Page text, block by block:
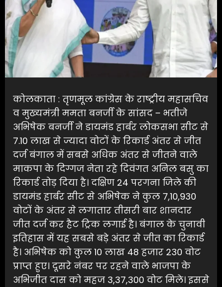
कोलकाता : तृणमूल कांग्रेस के राष्ट्रीय महासचिव
व मुख्यमंत्री ममता बनर्जी के सांसद – भतीजे
अभिषेक बनर्जी ने डायमंड हार्बर लोकसभा सीट से
7.10 लाख से ज्यादा वोटों के रिकार्ड अंतर से जीत
दर्ज बंगाल में सबसे अधिक अंतर से जीतने वाले
माकपा के दिग्गज नेता रहे दिवंगत अनिल बसु का
रिकार्ड तोड़ दिया है। दक्षिण 24 परगना जिले की
डायमंड हार्बर सीट से अभिषेक ने कुल 7,10,930
वोटों के अंतर से लगातार तीसरी बार शानदार
जीत दर्ज कर हैट ट्रिक लगाई है। बंगाल के चुनावी
इतिहास में यह सबसे बड़े अंतर से जीत का रिकार्ड
है। अभिषेक को कुल 10 लाख 48 हजार 230 वोट
प्राप्त हुए। दूसरे नंबर पर रहने वाले भाजपा के
अभिजीत दास को महज 3,37,300 वोट मिले। इससे